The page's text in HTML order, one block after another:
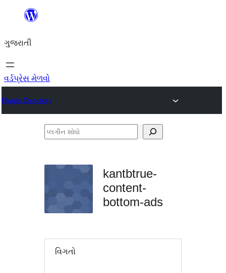
કંટેન્ટ(લખાણ)
જાઓ
ગુજરાતી
વર્ડપ્રેસ મેળવો
Plugin Directory
પ્લગીન
kantbtrue-
content-
bottom-ads
વિગતો